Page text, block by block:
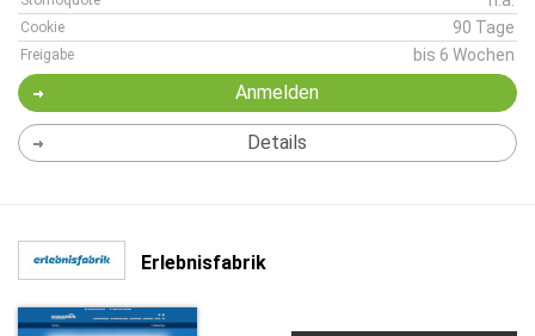
Cookie 90 Tage
Freigabe bis 6 Wochen
Anmelden
Details
Erlebnisfabrik